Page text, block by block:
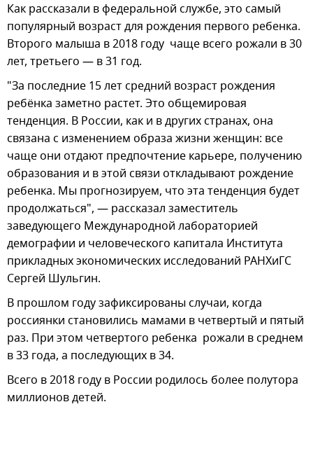
Как рассказали в федеральной службе, это самый
популярный возраст для рождения первого ребенка.
Второго малыша в 2018 году чаще всего рожали в 30
лет, третьего — в 31 год.
"За последние 15 лет средний возраст рождения
ребёнка заметно растет. Это общемировая
тенденция. В России, как и в других странах, она
связана с изменением образа жизни женщин: все
чаще они отдают предпочтение карьере, получению
образования и в этой связи откладывают рождение
ребенка. Мы прогнозируем, что эта тенденция будет
продолжаться", — рассказал заместитель
заведующего Международной лабораторией
демографии и человеческого капитала Института
прикладных экономических исследований РАНХиГС
Сергей Шульгин.
В прошлом году зафиксированы случаи, когда
россиянки становились мамами в четвертый и пятый
раз. При этом четвертого ребенка рожали в среднем
в 33 года, а последующих в 34.
Всего в 2018 году в России родилось более полутора
миллионов детей.